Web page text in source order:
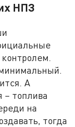
НПЗ
А
– топлива
на
тогда